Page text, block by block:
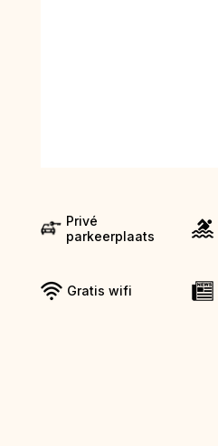
Privé
parkeerplaats
Gratis wifi